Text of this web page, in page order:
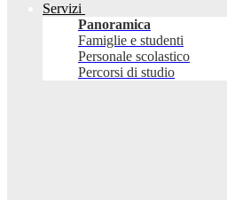
Servizi
Panoramica
Famiglie e studenti
Personale scolastico
Percorsi di studio